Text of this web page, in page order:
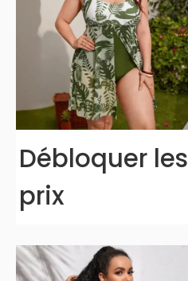
Débloquer les
prix